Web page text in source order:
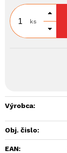
ks
Výrobca:
Obj. čislo:
EAN: